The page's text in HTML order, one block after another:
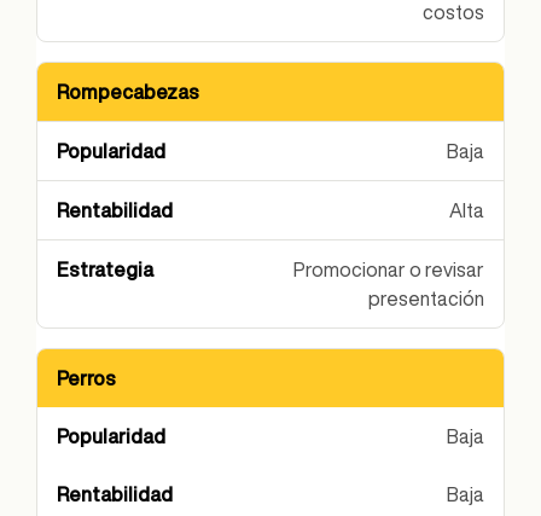
costos
Rompecabezas
Baja
Alta
Promocionar o revisar
presentación
Perros
Baja
Baja